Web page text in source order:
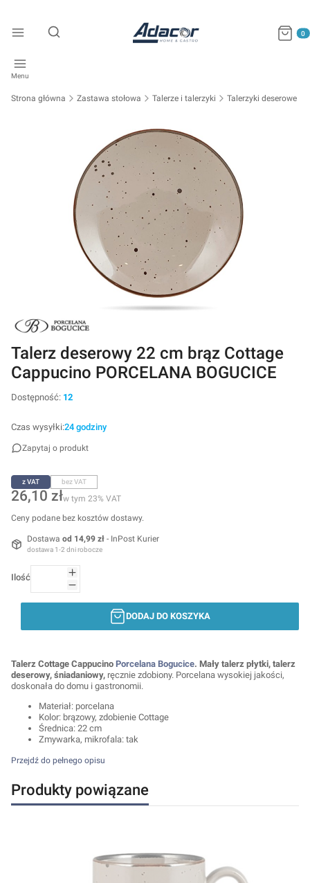
Otwórz wyszukiwarkę
Menu
Strona główna Zastawa stołowa Talerze i talerzyki Talerzyki deserowe
Talerz deserowy 22 cm brąz Cottage
Cappucino PORCELANA BOGUCICE
Dostępność: 12
Czas wysyłki:24 godziny
Zapytaj o produkt
z VAT bez VAT
Cena
26,10 złw tym 23% VAT
w tym 23% VAT
Ceny podane bez kosztów dostawy.
Dostawa od 14,99 zł - InPost Kurier
dostawa 1-2 dni robocze
Ilość
DODAJ DO KOSZYKA
Talerz Cottage Cappucino Porcelana Bogucice. Mały talerz płytki, talerz
deserowy, śniadaniowy, ręcznie zdobiony. Porcelana wysokiej jakości,
doskonała do domu i gastronomii.
Materiał: porcelana
Kolor: brązowy, zdobienie Cottage
Średnica: 22 cm
Zmywarka, mikrofala: tak
Przejdź do pełnego opisu
Produkty powiązane